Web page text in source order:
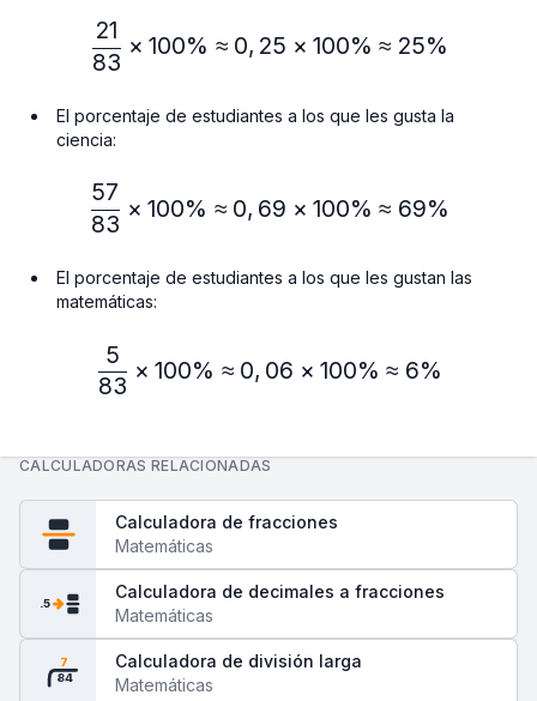
\frac{21}{83} × 100\% ≈
83
21
× 100% ≈ 0, 25 × 100% ≈ 25%
El porcentaje de estudiantes a los que les gusta la
ciencia:
\frac{57}{83} × 100\% ≈
83
57
× 100% ≈ 0, 69 × 100% ≈ 69%
El porcentaje de estudiantes a los que les gustan las
matemáticas:
\frac{5}{83} × 100\% ≈
83
5
× 100% ≈ 0, 06 × 100% ≈ 6%
CALCULADORAS RELACIONADAS
Calculadora de fracciones
Matemáticas
.5
Calculadora de decimales a fracciones
Matemáticas
84
7
Calculadora de división larga
Matemáticas